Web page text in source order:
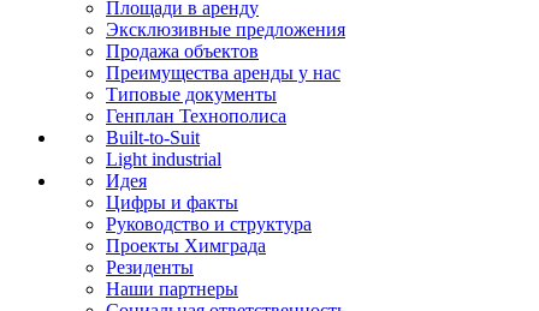
Площади в аренду
Эксклюзивные предложения
Продажа объектов
Преимущества аренды у нас
Типовые документы
Генплан Технополиса
Built-to-Suit
Light industrial
Идея
Цифры и факты
Руководство и структура
Проекты Химграда
Резиденты
Наши партнеры